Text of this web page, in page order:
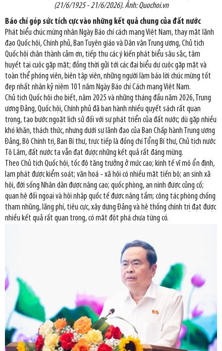
(21/6/1925 - 21/6/2026). Ảnh: Quochoi.vn
Báo chí góp sức tích cực vào những kết quả chung của đất nước
Phát biểu chúc mừng nhân Ngày Báo chí cách mạng Việt Nam, thay mặt lãnh
đạo Quốc hội, Chính phủ, Ban Tuyên giáo và Dân vận Trung ương, Chủ tịch
Quốc hội chân thành cảm ơn, tiếp thu các ý kiến phát biểu sâu sắc, tâm
huyết tại cuộc gặp mặt; đồng thời gửi tới các đại biểu dự cuộc gặp mặt và
toàn thể phóng viên, biên tập viên, những người làm báo lời chúc mừng tốt
đẹp nhất nhân kỷ niệm 101 năm Ngày Báo chí Cách mạng Việt Nam.
Chủ tịch Quốc hội cho biết, năm 2025 và những tháng đầu năm 2026, Trung
ương Đảng, Quốc hội, Chính phủ đã ban hành nhiều quyết sách rất quan
trọng, tạo bước ngoặt lịch sử đối với sự phát triển của đất nước; dù gặp nhiều
khó khăn, thách thức, nhưng dưới sự lãnh đạo của Ban Chấp hành Trung ương
Đảng, Bộ Chính trị, Ban Bí thư, trực tiếp là đồng chí Tổng Bí thư, Chủ tịch nước
Tô Lâm, đất nước ta vẫn đạt được những kết quả rất đáng mừng.
Theo Chủ tịch Quốc hội, tốc độ tăng trưởng ở mức cao; kinh tế vĩ mô ổn định,
lạm phát được kiểm soát; văn hoá - xã hội có nhiều mặt tiến bộ; an sinh xã
hội, đời sống Nhân dân được nâng cao; quốc phòng, an ninh được củng cố;
quan hệ đối ngoại và hội nhập quốc tế được nâng tầm; công tác phòng chống
tham nhũng, lãng phí, tiêu cực, xây dựng Đảng và hệ thống chính trị đạt được
nhiều kết quả rất quan trọng, có mặt đột phá chưa từng có.